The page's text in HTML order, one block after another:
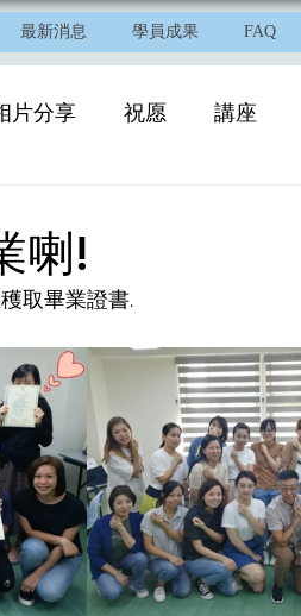
最新消息 學員成果 FAQ
片分享 祝愿 講座
喇!
取畢業證書.